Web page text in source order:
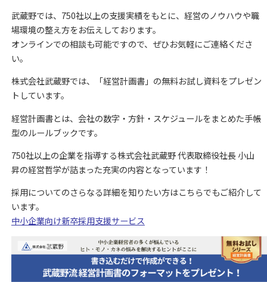
武蔵野では、750社以上の支援実績をもとに、経営のノウハウや職
場環境の整え方をお伝えしております。
オンラインでの相談も可能ですので、ぜひお気軽にご連絡くださ
い。
株式会社武蔵野では、「経営計画書」の無料お試し資料をプレゼン
トしています。
経営計画書とは、会社の数字・方針・スケジュールをまとめた手帳
型のルールブックです。
750社以上の企業を指導する株式会社武蔵野 代表取締役社長 小山
昇の経営哲学が詰まった充実の内容となっています！
採用についてのさらなる詳細を知りたい方はこちらでもご紹介して
います。
中小企業向け新卒採用支援サービス